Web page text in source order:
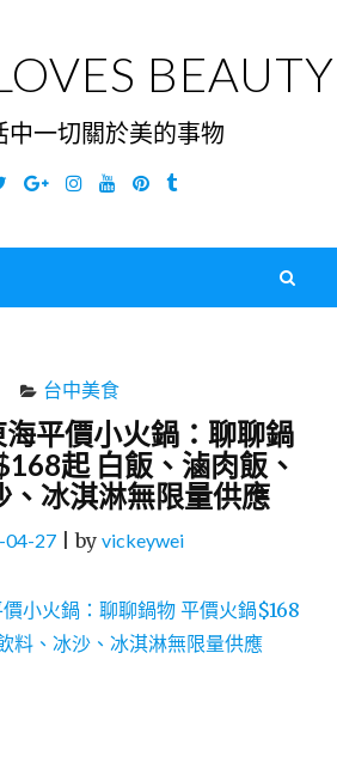
BEAUTY
中一切關於美的事物
TwitterGoogleInstagramYouTubePinterest
Tumblr
台中美食
平價小火鍋：聊聊鍋
起 白飯、滷肉飯、
、冰淇淋無限量供應
04-27|by vickeywei